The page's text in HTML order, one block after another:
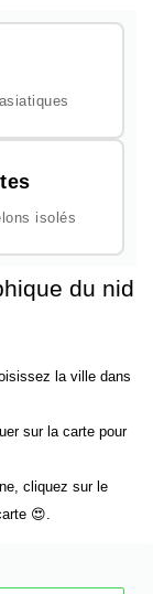
isolés
du nid
la ville dans
sur la carte pour
cliquez sur le
😍.